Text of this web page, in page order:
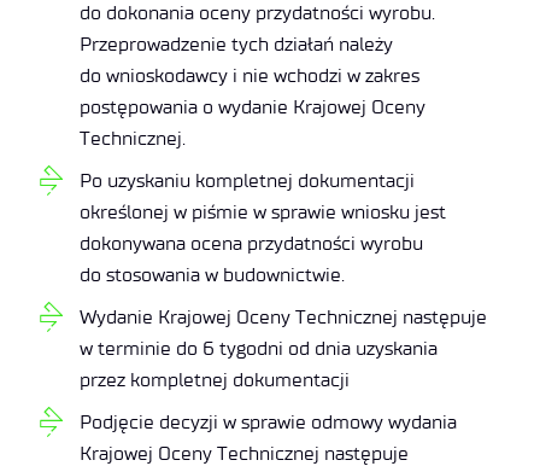
do dokonania oceny przydatności wyrobu.
Przeprowadzenie tych działań należy
do wnioskodawcy i nie wchodzi w zakres
postępowania o wydanie Krajowej Oceny
Technicznej.
Po uzyskaniu kompletnej dokumentacji
określonej w piśmie w sprawie wniosku jest
dokonywana ocena przydatności wyrobu
do stosowania w budownictwie.
Wydanie Krajowej Oceny Technicznej następuje
w terminie do 6 tygodni od dnia uzyskania
przez kompletnej dokumentacji
Podjęcie decyzji w sprawie odmowy wydania
Krajowej Oceny Technicznej następuje